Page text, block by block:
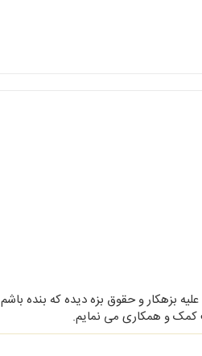
بزهکار و حقوق بزه دیده که بنده باشم
کمک و همکاری می نمایم.